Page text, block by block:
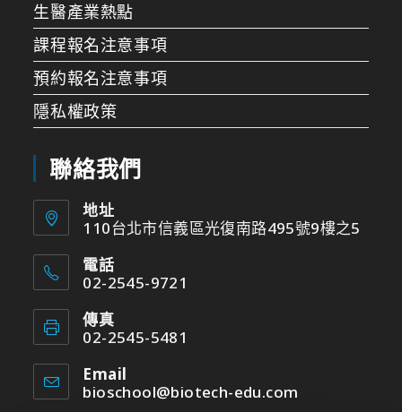
生醫產業熱點
課程報名注意事項
預約報名注意事項
隱私權政策
聯絡我們
地址
110台北市信義區光復南路495號9樓之5
電話
02-2545-9721
傳真
02-2545-5481
Email
bioschool@biotech-edu.com